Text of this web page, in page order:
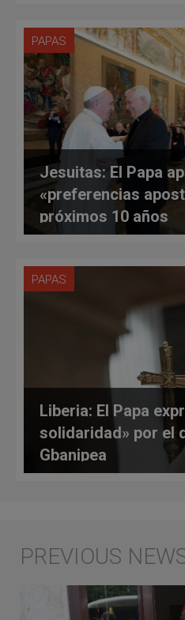
PAPAS
Jesuitas: El Papa
«preferencias
próximos 10 años
PAPAS
Liberia: El Papa
solidaridad» por el
Gbanipea